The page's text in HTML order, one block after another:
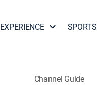
EXPERIENCE SPORTS
Channel Guide